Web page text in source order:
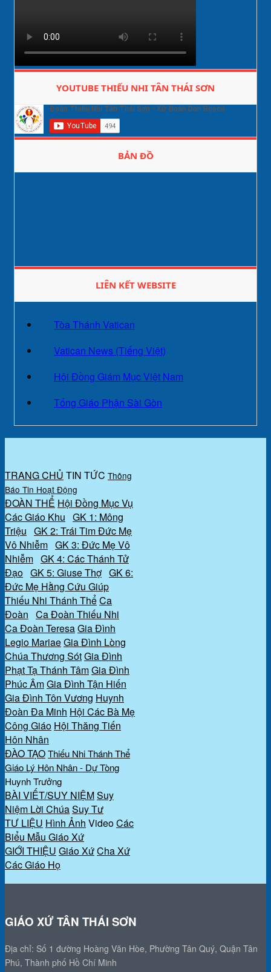
YOUTUBE THIẾU NHI TÂN THÁI SƠN
BẢN ĐỒ
LIÊN KẾT WEBSITE
Tòa Thánh Vatican
Vatican News (Tiếng Việt)
Hội Đồng Giám Mục Việt Nam
Tống Giáo Phận Sài Gòn
TRANG CHỦ TIN TỨC Thông
Báo Tin Hoạt Động
ĐOÀN THỂ Hội Đồng Mục Vụ
Các Giáo Khu GK 1: Mông
Triệu GK 2: Trái Tim Đức Mẹ
Vô Nhiễm GK 3: Đức Mẹ Vô
Nhiễm GK 4: Các Thánh Tử
Đạo GK 5: Giuse Thợ GK 6:
Đức Mẹ Hằng Cứu Giúp
Thiếu Nhi Thánh ThểCa
Đoàn Ca Đoàn Thiếu Nhi
Ca Đoàn TeresaGia Đình
Legio MariaeGia Đình Lòng
Chúa Thương SótGia Đình
Phạt Tạ Thánh TâmGia Đình
Phúc ÂmGia Đình Tận Hiến
Gia Đình Tôn Vương Huynh
Đoàn Đa Minh Hội Các Bà Mẹ
Công Giáo Hội Thăng Tiến
Hôn Nhân
ĐÀO TẠOThiếu Nhi Thánh Thể
Giáo Lý Hôn Nhân - Dự Tòng
Huynh Trưởng
BÀI VIẾT/SUY NIỆMSuy
Niệm Lời ChúaSuy Tư
TƯ LIỆU Hình Ảnh VideoCác
Biểu Mẫu Giáo Xứ
GIỚI THIỆU Giáo XứCha Xứ
Các Giáo Họ
GIÁO XỨ TÂN THÁI SƠN
Địa chỉ: Số 1 đường Hoàng Văn Hòe, Phường Tân Quý, Quận Tân
Phú, Thành phố Hồ Chí Minh